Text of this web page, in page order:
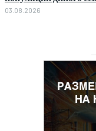
03.08.2026